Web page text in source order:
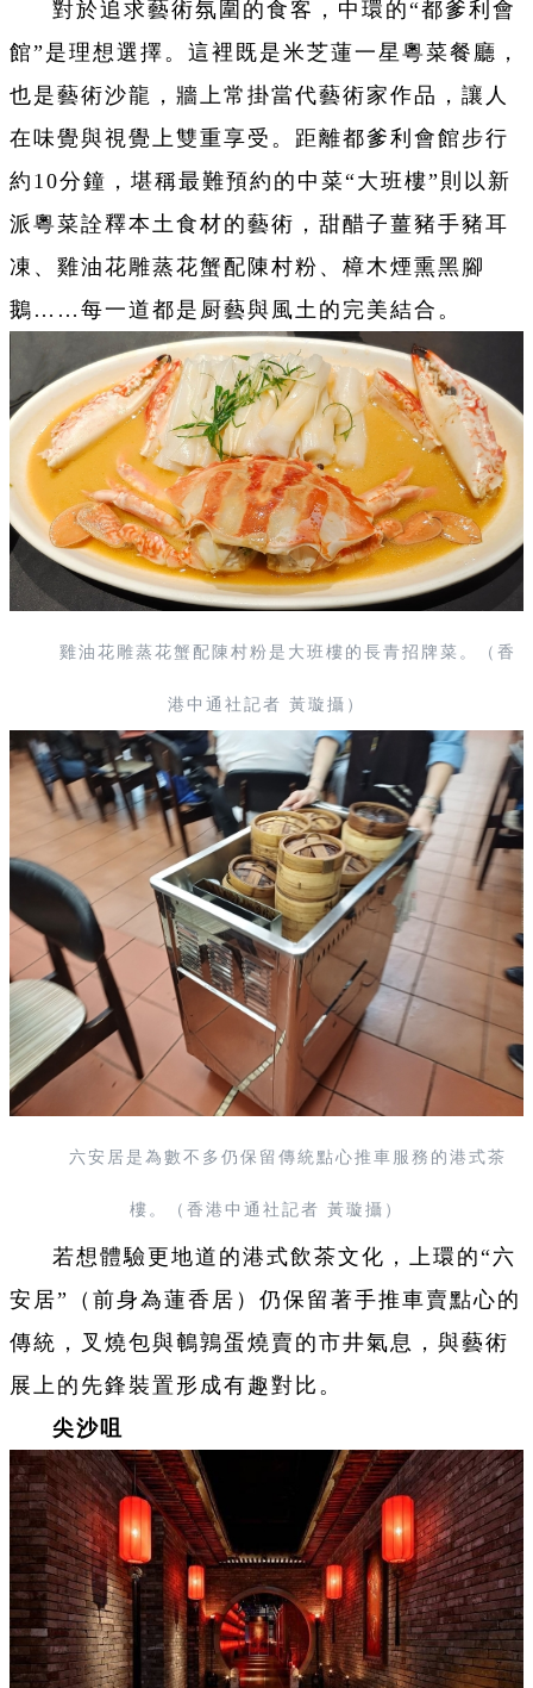
對於追求藝術氛圍的食客，中環的“都爹利會
館”是理想選擇。這裡既是米芝蓮一星粵菜餐廳，
也是藝術沙龍，牆上常掛當代藝術家作品，讓人
在味覺與視覺上雙重享受。距離都爹利會館步行
約10分鐘，堪稱最難預約的中菜“大班樓”則以新
派粵菜詮釋本土食材的藝術，甜醋子薑豬手豬耳
凍、雞油花雕蒸花蟹配陳村粉、樟木煙熏黑腳
鵝……每一道都是厨藝與風土的完美結合。
雞油花雕蒸花蟹配陳村粉是大班樓的長青招牌菜。（香
港中通社記者 黃璇攝）
六安居是為數不多仍保留傳統點心推車服務的港式茶
樓。（香港中通社記者 黃璇攝）
若想體驗更地道的港式飲茶文化，上環的“六
安居”（前身為蓮香居）仍保留著手推車賣點心的
傳統，叉燒包與鵪鶉蛋燒賣的市井氣息，與藝術
展上的先鋒裝置形成有趣對比。
尖沙咀